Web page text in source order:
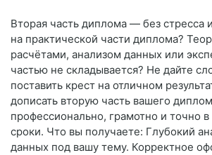
Вторая часть диплома — без стресса
на практической части диплома?
расчётами, анализом данных или
частью не складывается? Не дайте
поставить крест на отличном
дописать вторую часть вашего
профессионально, грамотно и точно
сроки. Что вы получаете: Глубокий
данных под вашу тему. Корректное